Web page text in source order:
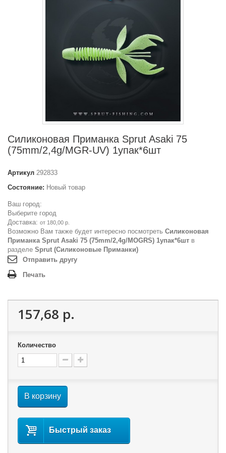
Силиконовая Приманка Sprut Asaki 75
(75mm/2,4g/MGR-UV) 1упак*6шт
Артикул 292833
Состояние: Новый товар
Ваш город:
Выберите город
Доставка: от 180,00 р.
Возможно Вам также будет интересно посмотреть Силиконовая
Приманка Sprut Asaki 75 (75mm/2,4g/MOGRS) 1упак*6шт в
разделе Sprut (Силиконовые Приманки)
Отправить другу
Печать
157,68 р.
Количество
В корзину
Быстрый заказ